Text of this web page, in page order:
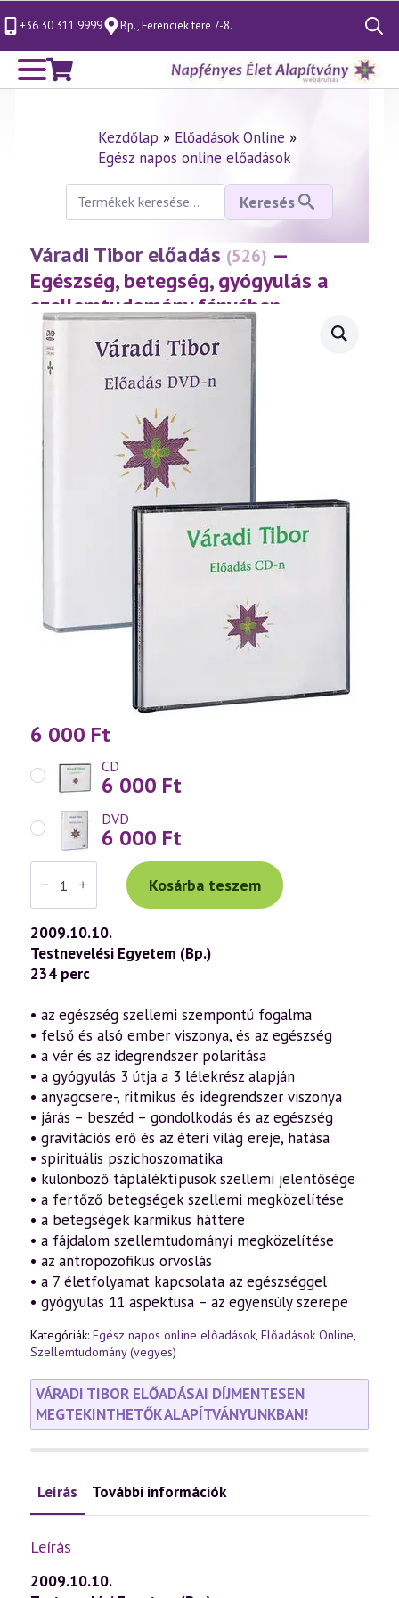
+36 30 311 9999 Bp., Ferenciek tere 7-8.
Search
for:
Kezdőlap » Előadások Online »
Egész napos online előadások
Keresés
következőre:
Keresés
Váradi Tibor előadás (526) —
Egészség, betegség, gyógyulás a
szellemtudomány fényében
(2009.10.10.)
6 000 Ft
CD
6 000 Ft
DVD
6 000 Ft
Váradi
Tibor
előadás
(526)
—
Egészség,
betegség,
gyógyulás
a
fényében
(2009.10.10.)
mennyiség
Kosárba teszem
2009.10.10.
Testnevelési Egyetem (Bp.)
234 perc
• az egészség szellemi szempontú fogalma
• felső és alsó ember viszonya, és az egészség
• a vér és az idegrendszer polaritása
• a gyógyulás 3 útja a 3 lélekrész alapján
• anyagcsere-, ritmikus és idegrendszer viszonya
• járás – beszéd – gondolkodás és az egészség
• gravitációs erő és az éteri világ ereje, hatása
• spirituális pszichoszomatika
• különböző tápláléktípusok szellemi jelentősége
• a fertőző betegségek szellemi megközelítése
• a betegségek karmikus háttere
• a fájdalom szellemtudományi megközelítése
• az antropozofikus orvoslás
• a 7 életfolyamat kapcsolata az egészséggel
• gyógyulás 11 aspektusa – az egyensúly szerepe
Kategóriák: Egész napos online előadások, Előadások Online,
Szellemtudomány (vegyes)
VÁRADI TIBOR ELŐADÁSAI DÍJMENTESEN
MEGTEKINTHETŐK ALAPÍTVÁNYUNKBAN!
Leírás További információk
Leírás
2009.10.10.